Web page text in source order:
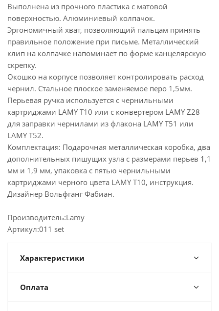
Выполнена из прочного пластика с матовой
поверхностью. Алюминиевый колпачок.
Эргономичный хват, позволяющий пальцам принять
правильное положение при письме. Металлический
клип на колпачке напоминает по форме канцелярскую
скрепку.
Окошко на корпусе позволяет контролировать расход
чернил. Стальное плоское заменяемое перо 1,5мм.
Перьевая ручка используется с чернильными
картриджами LAMY T10 или с конвертером LAMY Z28
для заправки чернилами из флакона LAMY T51 или
LAMY T52.
Комплектация: Подарочная металлическая коробка, два
дополнительных пишущих узла с размерами перьев 1,1
мм и 1,9 мм, упаковка с пятью чернильными
картриджами черного цвета LAMY T10, инструкция.
Дизайнер Вольфганг Фабиан.
Производитель:Lamy
Артикул:011 set
Характеристики
Оплата